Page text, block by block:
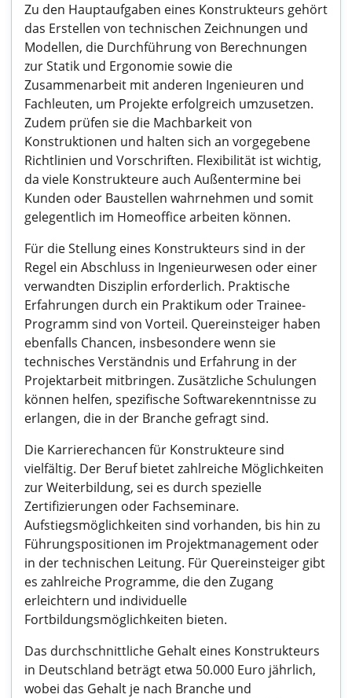
Zu den Hauptaufgaben eines Konstrukteurs gehört
das Erstellen von technischen Zeichnungen und
Modellen, die Durchführung von Berechnungen
zur Statik und Ergonomie sowie die
Zusammenarbeit mit anderen Ingenieuren und
Fachleuten, um Projekte erfolgreich umzusetzen.
Zudem prüfen sie die Machbarkeit von
Konstruktionen und halten sich an vorgegebene
Richtlinien und Vorschriften. Flexibilität ist wichtig,
da viele Konstrukteure auch Außentermine bei
Kunden oder Baustellen wahrnehmen und somit
gelegentlich im Homeoffice arbeiten können.
Für die Stellung eines Konstrukteurs sind in der
Regel ein Abschluss in Ingenieurwesen oder einer
verwandten Disziplin erforderlich. Praktische
Erfahrungen durch ein Praktikum oder Trainee-
Programm sind von Vorteil. Quereinsteiger haben
ebenfalls Chancen, insbesondere wenn sie
technisches Verständnis und Erfahrung in der
Projektarbeit mitbringen. Zusätzliche Schulungen
können helfen, spezifische Softwarekenntnisse zu
erlangen, die in der Branche gefragt sind.
Die Karrierechancen für Konstrukteure sind
vielfältig. Der Beruf bietet zahlreiche Möglichkeiten
zur Weiterbildung, sei es durch spezielle
Zertifizierungen oder Fachseminare.
Aufstiegsmöglichkeiten sind vorhanden, bis hin zu
Führungspositionen im Projektmanagement oder
in der technischen Leitung. Für Quereinsteiger gibt
es zahlreiche Programme, die den Zugang
erleichtern und individuelle
Fortbildungsmöglichkeiten bieten.
Das durchschnittliche Gehalt eines Konstrukteurs
in Deutschland beträgt etwa 50.000 Euro jährlich,
wobei das Gehalt je nach Branche und